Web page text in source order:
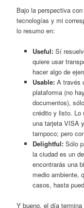
Bajo la perspectiva
tecnologías y mi
lo resumo en:
Useful:Sí
quiere usar
hacer algo de
Usable:A través
plataforma (no
documentos),
crédito y listo. Lo
una tarjeta VISA
tampoco; pero
Delightful:Sólo
la ciudad es un
encontrarás una
medio ambiente,
casos, hasta
Y bueno, el día